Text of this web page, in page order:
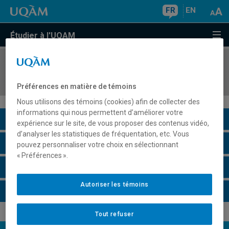
FR EN
Étudier à l'UQAM
COURS//
Description du cours
Horaire - Été 2026
Préférences en matière de témoins
Nous utilisons des témoins (cookies) afin de collecter des
informations qui nous permettent d’améliorer votre
expérience sur le site, de vous proposer des contenus vidéo,
d’analyser les statistiques de fréquentation, etc. Vous
pouvez personnaliser votre choix en sélectionnant
« Préférences ».
Tout refuser
Autoriser les témoins